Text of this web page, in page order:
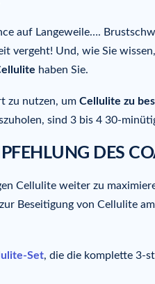
auf Langeweile….
vergeht! Und, wie Sie
haben Sie.
zu nutzen, um Cellulite zu
sind 3 bis 4 30-
DES
Cellulite weiter zu
Beseitigung von Cellulite
Set, die die komplette 3-